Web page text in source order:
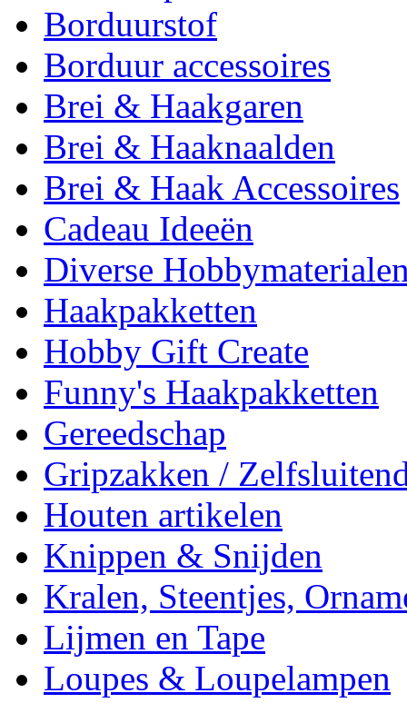
Borduurstof
Borduur accessoires
Brei & Haakgaren
Brei & Haaknaalden
Brei & Haak Accessoires
Cadeau Ideeën
Diverse
Haakpakketten
Hobby Gift Create
Funny's Haakpakketten
Gereedschap
Gripzakken /
Houten artikelen
Knippen & Snijden
Kralen, Steentjes,
Lijmen en Tape
Loupes & Loupelampen